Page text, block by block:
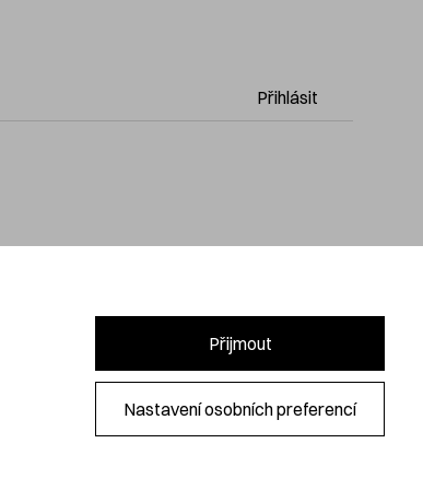
Přihlásit
Přijmout
Nastavení osobních preferencí